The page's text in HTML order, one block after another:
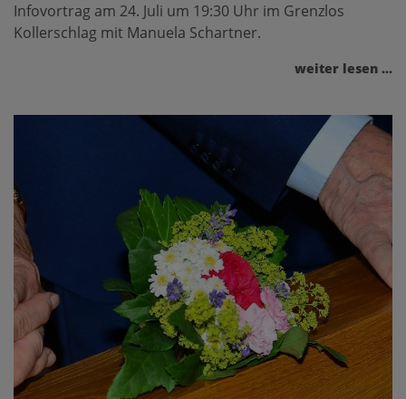
Infovortrag am 24. Juli um 19:30 Uhr im Grenzlos
Kollerschlag mit Manuela Schartner.
weiter lesen ...